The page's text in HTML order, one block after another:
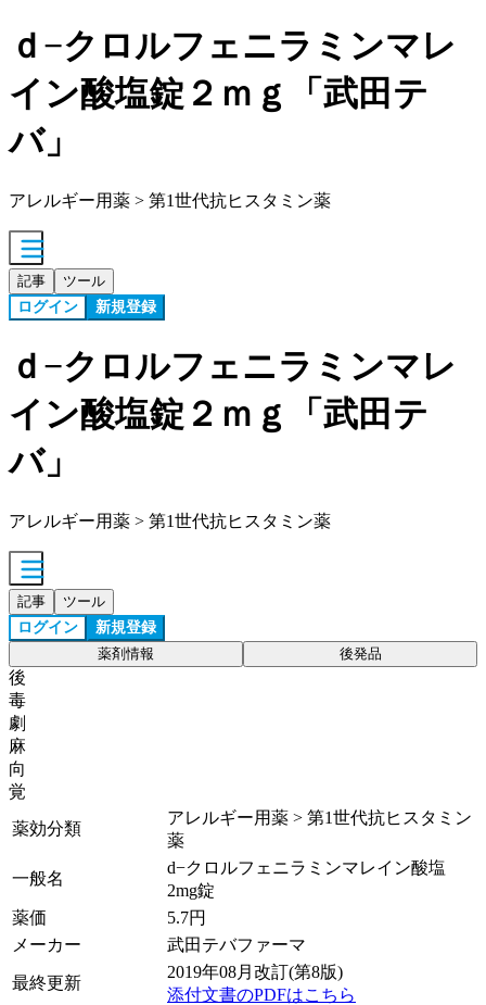
ｄ−クロルフェニラミンマレ
イン酸塩錠２ｍｇ「武田テ
バ」
アレルギー用薬 > 第1世代抗ヒスタミン薬
記事 ツール
ログイン 新規登録
ｄ−クロルフェニラミンマレ
イン酸塩錠２ｍｇ「武田テ
バ」
アレルギー用薬 > 第1世代抗ヒスタミン薬
記事 ツール
ログイン 新規登録
薬剤情報 後発品
後
毒
劇
麻
向
覚
薬効分類
アレルギー用薬 > 第1世代抗ヒスタミン
薬
一般名
d−クロルフェニラミンマレイン酸塩
2mg錠
薬価
5.7円
メーカー
武田テバファーマ
最終更新
2019年08月改訂(第8版)
添付文書のPDFはこちら